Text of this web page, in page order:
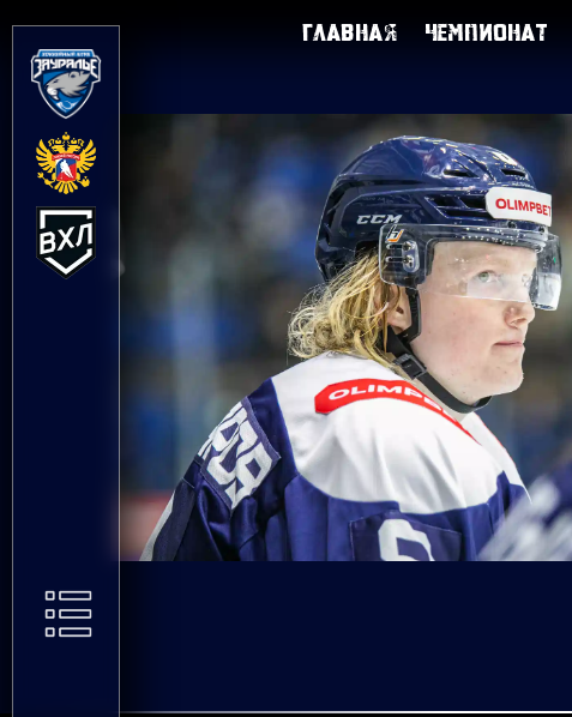
Главная Чемпионат